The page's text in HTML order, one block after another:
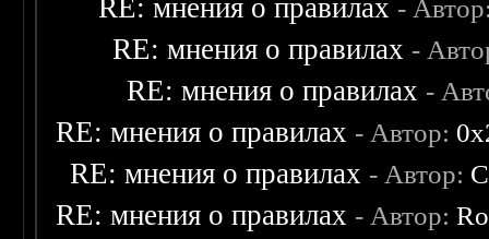
RE: мнения о правилах -
RE: мнения о правилах -
RE: мнения о правилах -
RE: мнения о правилах - Автор:
RE: мнения о правилах - Автор:
RE: мнения о правилах - Автор: